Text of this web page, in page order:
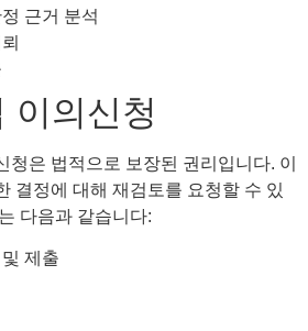
근거 분석
이의신청
청은 법적으로 보장된 권리입니다. 이
결정에 대해 재검토를 요청할 수 있
다음과 같습니다:
제출